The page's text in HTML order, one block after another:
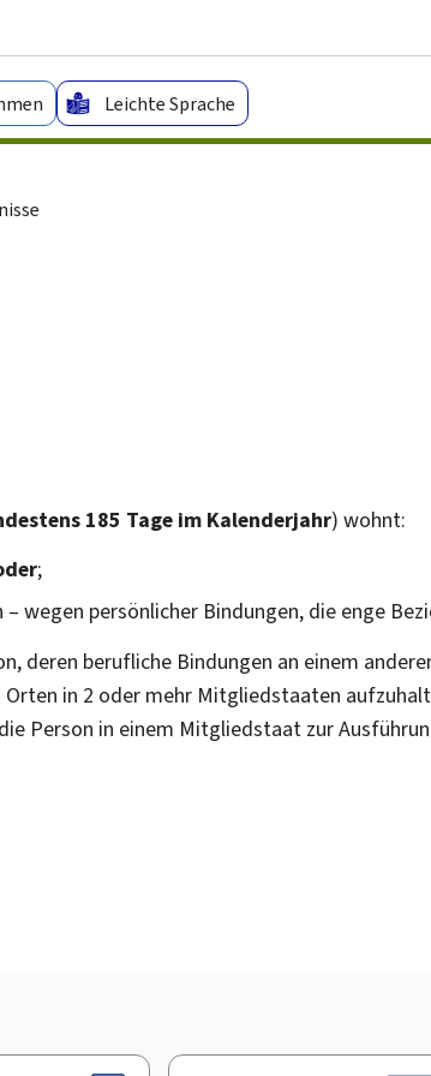
Leichte Sprache
185 Tage im Kalenderjahr) wohnt:
;
wegen persönlicher Bindungen, die enge
deren berufliche Bindungen an einem
in 2 oder mehr Mitgliedstaaten
Person in einem Mitgliedstaat zur